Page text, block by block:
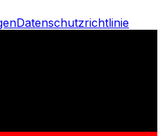
Datenschutzrichtlinie